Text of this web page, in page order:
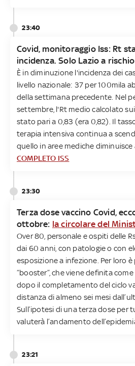
23:40
Covid, monitoraggio Iss: Rt
incidenza. Solo Lazio a
È in diminuzione l'incidenza dei
livello nazionale: 37 per 100mila
della settimana precedente. Nel
settembre, l'Rt medio calcolato
stato pari a 0,83 (era 0,82). Il
terapia intensiva continua a
quello in aree mediche diminuisce
COMPLETO ISS
23:30
Terza dose vaccino Covid,
ottobre: la circolare del
Over 80, personale e ospiti delle
dai 60 anni, con patologie o con
esposizione a infezione. Per loro
“booster”, che viene definita
dopo il completamento del ciclo
distanza di almeno sei mesi
Sull’ipotesi di una terza dose per
valuterà l’andamento
23:21